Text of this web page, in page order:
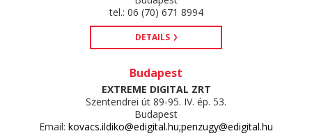
tel.: 06 (70) 671 8994
DETAILS
Budapest
EXTREME DIGITAL ZRT
Szentendrei út 89-95. IV. ép. 53.
Budapest
Email: kovacs.ildiko@edigital.hu;penzugy@edigital.hu